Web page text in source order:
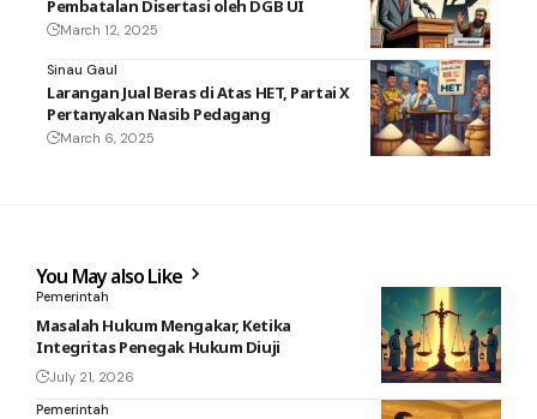
Pembatalan Disertasi oleh DGB UI
March 12, 2025
Sinau Gaul
Larangan Jual Beras di Atas HET, Partai X
Pertanyakan Nasib Pedagang
March 6, 2025
You May also Like
Pemerintah
Masalah Hukum Mengakar, Ketika
Integritas Penegak Hukum Diuji
July 21, 2026
Pemerintah